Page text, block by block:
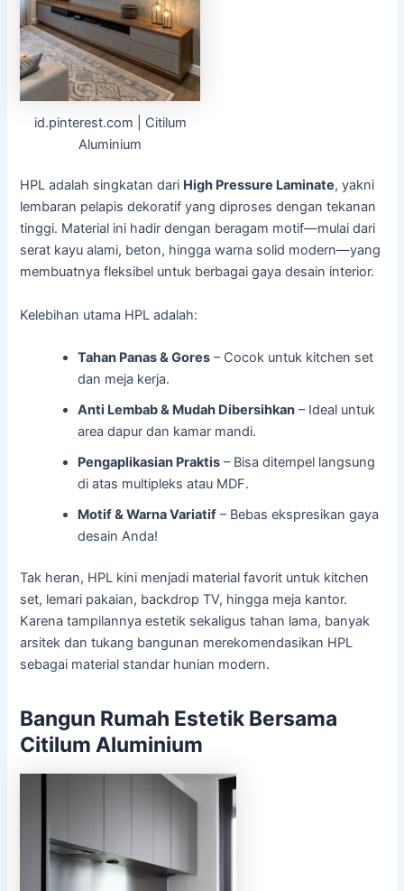
id.pinterest.com | Citilum
Aluminium
HPL adalah singkatan dari High Pressure Laminate, yakni
lembaran pelapis dekoratif yang diproses dengan tekanan
tinggi. Material ini hadir dengan beragam motif—mulai dari
serat kayu alami, beton, hingga warna solid modern—yang
membuatnya fleksibel untuk berbagai gaya desain interior.
Kelebihan utama HPL adalah:
Tahan Panas & Gores – Cocok untuk kitchen set
dan meja kerja.
Anti Lembab & Mudah Dibersihkan – Ideal untuk
area dapur dan kamar mandi.
Pengaplikasian Praktis – Bisa ditempel langsung
di atas multipleks atau MDF.
Motif & Warna Variatif – Bebas ekspresikan gaya
desain Anda!
Tak heran, HPL kini menjadi material favorit untuk kitchen
set, lemari pakaian, backdrop TV, hingga meja kantor.
Karena tampilannya estetik sekaligus tahan lama, banyak
arsitek dan tukang bangunan merekomendasikan HPL
sebagai material standar hunian modern.
Bangun Rumah Estetik Bersama
Citilum Aluminium